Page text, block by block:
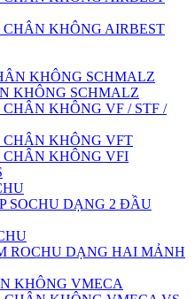
CHÂN KHÔNG AIRBEST
KHÔNG SCHMALZ
KHÔNG SCHMALZ
CHÂN KHÔNG VF / STF /
CHÂN KHÔNG VFT
CHÂN KHÔNG VFI
SOCHU DẠNG 2 ĐẦU
ROCHU DẠNG HAI MẢNH
KHÔNG VMECA